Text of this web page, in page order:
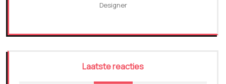
Designer
Laatste reacties